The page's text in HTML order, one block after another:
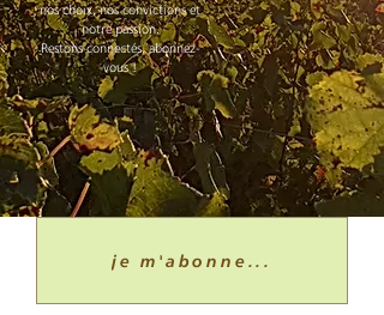
nos choix, nos convictions et
notre passion.
Restons connectés, abonnez-
vous !
je m'abonne...